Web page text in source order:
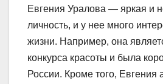
Евгения Уралова — яркая и
личность, и у нее много
жизни. Например, она
конкурса красоты и была
России. Кроме того, Евгения